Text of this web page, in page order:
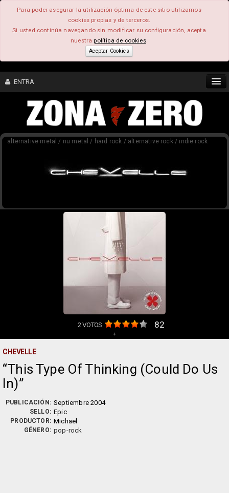
Para poder asegurar la utilización óptima de este sitio utilizamos
cookies propias y de terceros.
Si usted continúa navegando sin modificar su configuración, acepta
nuestrapolítica de cookies.
Aceptar Cookies
ENTRA
CONTENIDO
FEEEDBACK
alternative metal / nu metal / hard rock / alternative rock / indie rock
2VOTOS 82
+
CHEVELLE
This Type Of Thinking (Could Do Us
In)
PUBLICACIÓN: Septiembre 2004
SELLO: Epic
PRODUCTOR: Michael
GÉNERO: pop-rock